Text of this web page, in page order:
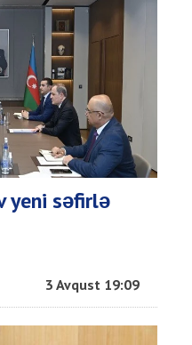
yeni səfirlə
3 Avqust 19:09